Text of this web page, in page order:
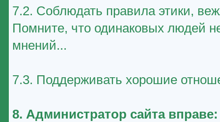
7.2. Соблюдать правила этики,
Помните, что одинаковых людей
мнений...
7.3. Поддерживать хорошие
8. Администратор сайта вправе: